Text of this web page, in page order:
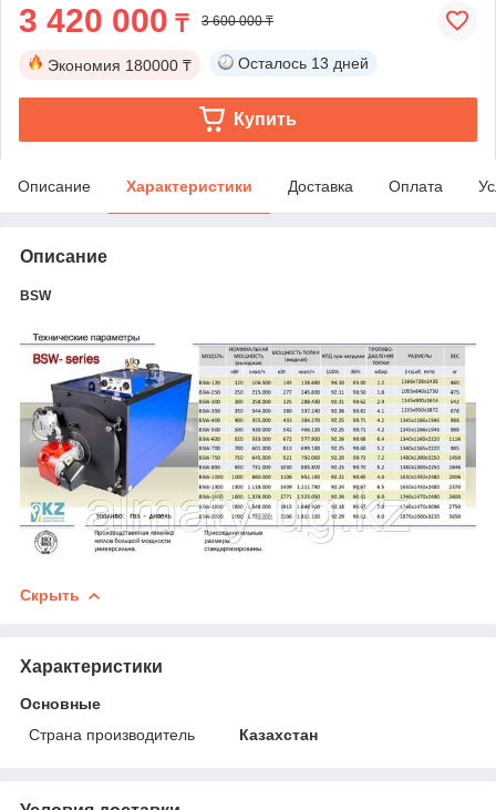
3 420 000 ₸ 3 600 000 ₸
Экономия 180000 ₸ Осталось 13 дней
Купить
Описание Характеристики Доставка Оплата
Описание
BSW
Скрыть
Характеристики
Основные
Страна производитель
Казахстан